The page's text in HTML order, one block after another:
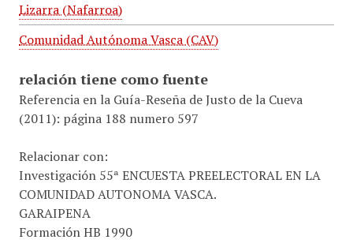
Lizarra (Nafarroa)
Comunidad Autónoma Vasca (CAV)
relación tiene como fuente
Referencia en la Guía-Reseña de Justo de la Cueva
(2011): página 188 numero 597
Relacionar con:
Investigación 55ª ENCUESTA PREELECTORAL EN LA
COMUNIDAD AUTONOMA VASCA.
GARAIPENA
Formación HB 1990